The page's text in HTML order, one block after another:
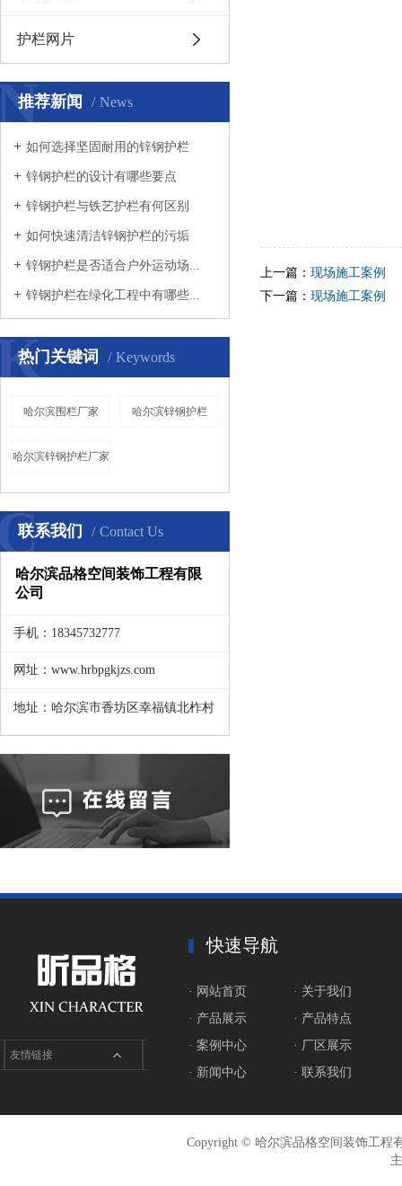
护栏网片
推荐新闻 News
如何选择坚固耐用的锌钢护栏
锌钢护栏的设计有哪些要点
锌钢护栏与铁艺护栏有何区别
如何快速清洁锌钢护栏的污垢
锌钢护栏是否适合户外运动场...
锌钢护栏在绿化工程中有哪些...
热门关键词 Keywords
哈尔滨围栏厂家 哈尔滨锌钢护栏
哈尔滨锌钢护栏厂家
联系我们 Contact Us
哈尔滨品格空间装饰工程有限
公司
手机：18345732777
网址：www.hrbpgkjzs.com
地址：哈尔滨市香坊区幸福镇北柞村
上一篇： 现场施工案例
下一篇： 现场施工案例
友情链接
快速导航
· 网站首页
· 关于我们
· 产品展示
· 产品特点
· 案例中心
· 厂区展示
· 新闻中心
· 联系我们
Copyright © 哈尔滨品格空间装饰工程